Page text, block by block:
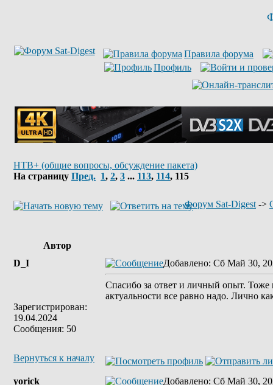
Правила форума
Профиль
НТВ+ (общие вопросы, обсуждение пакета)
На страницу Пред. 1, 2, 3 ... 113, 114, 115
Форум Sat-Digest ->
Автор
D_I
Зарегистрирован:
19.04.2024
Сообщения: 50
Добавлено: Сб Май 30,
Спасибо за ответ и личный опыт. Тоже
актуальности все равно надо. Лично
Вернуться к началу
yorick
Добавлено: Сб Май 30,